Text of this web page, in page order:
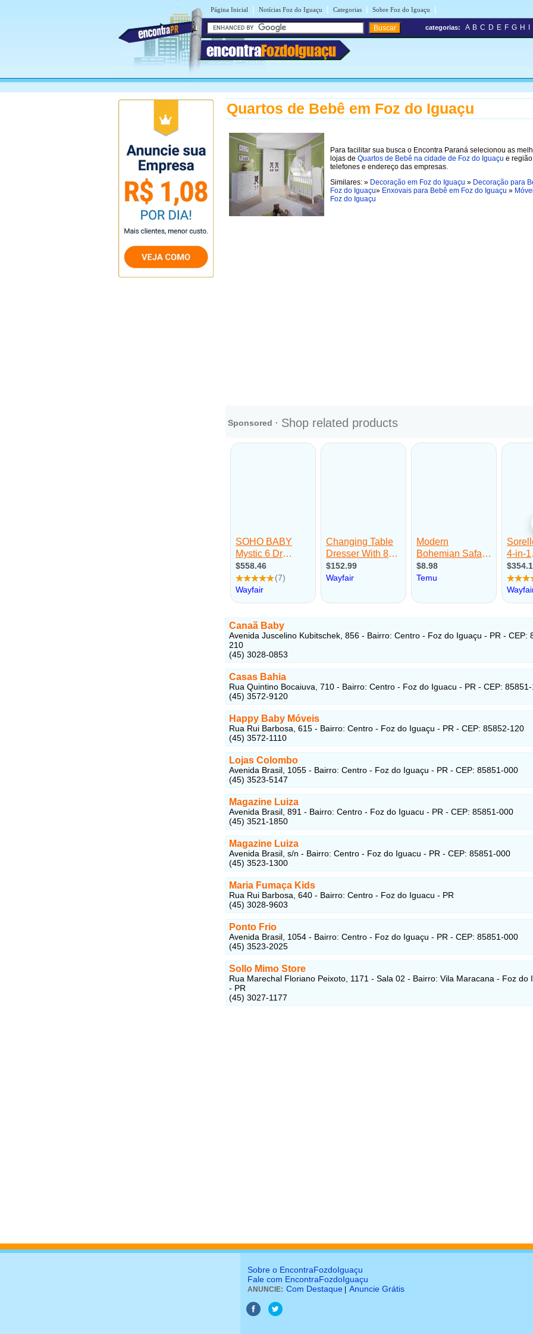
Página Inicial | Notícias Foz do Iguaçu | Categorias | Sobre Foz do Iguaçu |
encontraFozdoIguaçu
categorias: A B C D E F G H
Quartos de Bebê em Foz do Iguaçu
Para facilitar sua busca o Encontra Paraná selecionou as
lojas de Quartos de Bebê na cidade de Foz do Iguaçu e
telefones e endereço das empresas.
Similares: » Decoração em Foz do Iguaçu » Decoração para
Foz do Iguaçu» Enxovais para Bebê em Foz do Iguaçu »
Foz do Iguaçu
Canaã Baby
Avenida Juscelino Kubitschek, 856 - Bairro: Centro - Foz do Iguaçu - PR - CEP:
210
(45) 3028-0853
Casas Bahia
Rua Quintino Bocaiuva, 710 - Bairro: Centro - Foz do Iguacu - PR - CEP:
(45) 3572-9120
Happy Baby Móveis
Rua Rui Barbosa, 615 - Bairro: Centro - Foz do Iguaçu - PR - CEP: 85852-120
(45) 3572-1110
Lojas Colombo
Avenida Brasil, 1055 - Bairro: Centro - Foz do Iguaçu - PR - CEP: 85851-000
(45) 3523-5147
Magazine Luiza
Avenida Brasil, 891 - Bairro: Centro - Foz do Iguacu - PR - CEP: 85851-000
(45) 3521-1850
Magazine Luiza
Avenida Brasil, s/n - Bairro: Centro - Foz do Iguacu - PR - CEP: 85851-000
(45) 3523-1300
Maria Fumaça Kids
Rua Rui Barbosa, 640 - Bairro: Centro - Foz do Iguacu - PR
(45) 3028-9603
Ponto Frio
Avenida Brasil, 1054 - Bairro: Centro - Foz do Iguaçu - PR - CEP: 85851-000
(45) 3523-2025
Sollo Mimo Store
Rua Marechal Floriano Peixoto, 1171 - Sala 02 - Bairro: Vila Maracana - Foz do
- PR
(45) 3027-1177
Sobre o EncontraFozdoIguaçu
Fale com EncontraFozdoIguaçu
ANUNCIE: Com Destaque Anuncie Grátis